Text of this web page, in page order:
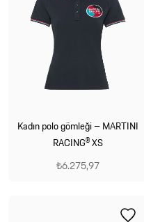
Kadın polo gömleği – MARTINI
RACING® XS
₺6.275,97